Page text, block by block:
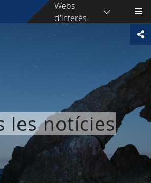
Webs
d'interès
les notícies